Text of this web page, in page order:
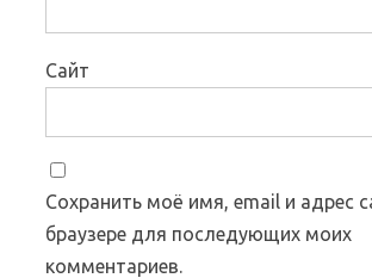
Сайт
Сохранить моё имя, email и адрес
браузере для последующих моих
комментариев.